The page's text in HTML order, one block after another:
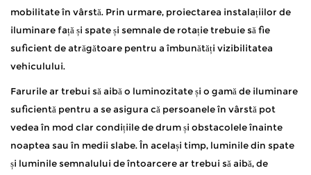
mobilitate în vârstă. Prin urmare, proiectarea instalațiilor de
iluminare față și spate și semnale de rotație trebuie să fie
suficient de atrăgătoare pentru a îmbunătăți vizibilitatea
vehiculului.
Farurile ar trebui să aibă o luminozitate și o gamă de iluminare
suficientă pentru a se asigura că persoanele în vârstă pot
vedea în mod clar condițiile de drum și obstacolele înainte
noaptea sau în medii slabe. În același timp, luminile din spate
și luminile semnalului de întoarcere ar trebui să aibă, de